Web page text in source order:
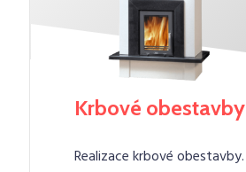
Krbové obestavby
Realizace krbové obestavby.